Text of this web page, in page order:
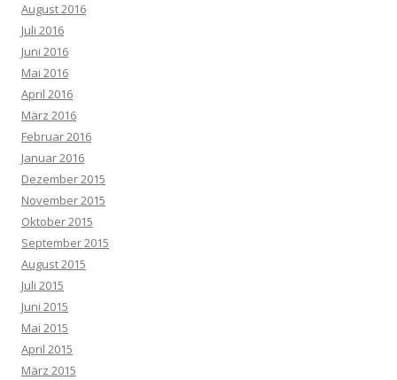
August 2016
Juli 2016
Juni 2016
Mai 2016
April 2016
März 2016
Februar 2016
Januar 2016
Dezember 2015
November 2015
Oktober 2015
September 2015
August 2015
Juli 2015
Juni 2015
Mai 2015
April 2015
März 2015